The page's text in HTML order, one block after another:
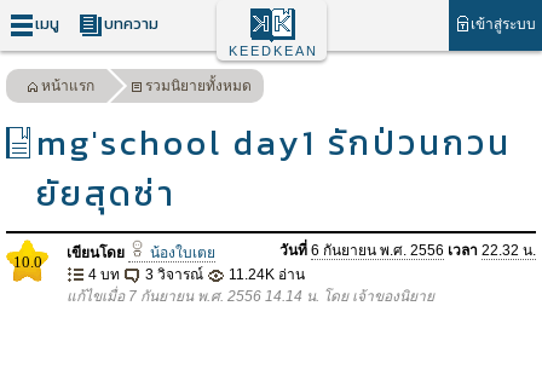
เมนู บทความ เข้าสู่ระบบ
KEEDKEAN
หน้าแรก รวมนิยายทั้งหมด
mg'school day1 รักป่วนกวน
ยัยสุดซ่า
10.0 เขียนโดย น้องใบเตย วันที่ 6 กันยายน พ.ศ. 2556 เวลา 22.32 น.
4 บท
3 วิจารณ์
11.24K อ่าน
แก้ไขเมื่อ 7 กันยายน พ.ศ. 2556 14.14 น. โดย เจ้าของนิยาย